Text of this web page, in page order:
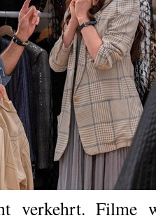
verkehrt. Filme